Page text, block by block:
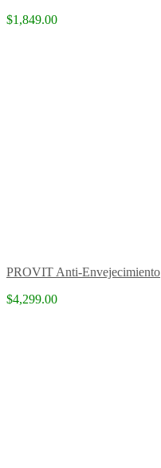
$1,849.00
PROVIT Anti-Envejecimiento
$4,299.00